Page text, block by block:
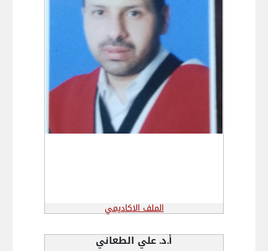
الملف الاكاديمي
أ.د. علي الطعاني